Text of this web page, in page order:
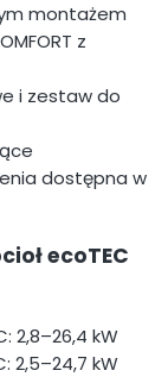
montażem
z
i zestaw do
dostępna w
ecoTEC
2,8–26,4 kW
2,5–24,7 kW